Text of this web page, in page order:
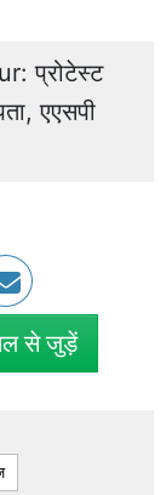
प्रोटेस्ट
एएसपी
से जुड़ें